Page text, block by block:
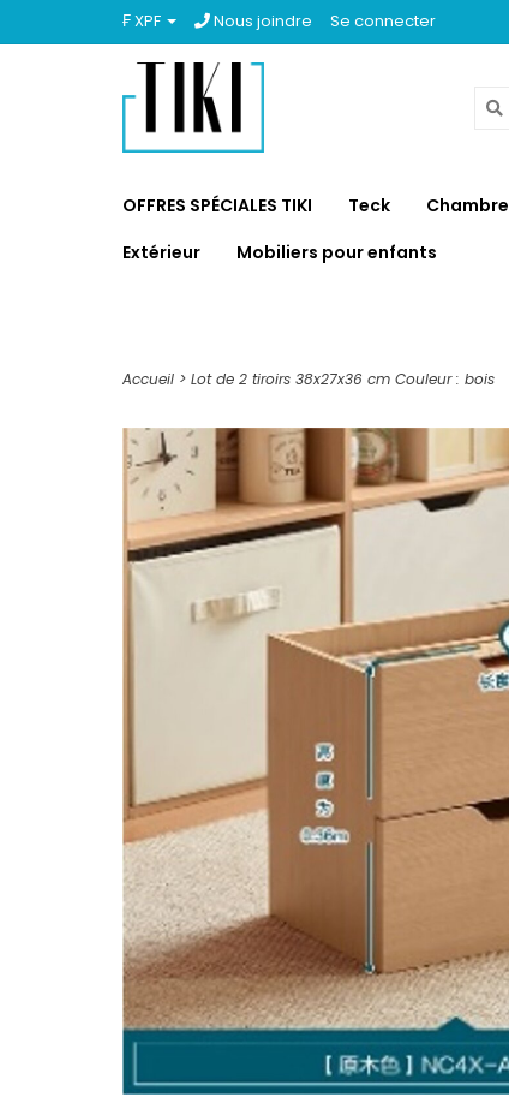
₣ XPF Nous joindre Se connecter
OFFRES SPÉCIALES TIKI Teck Chambre
Extérieur
Mobiliers pour enfants
Accueil > Lot de 2 tiroirs 38x27x36 cm Couleur : bois